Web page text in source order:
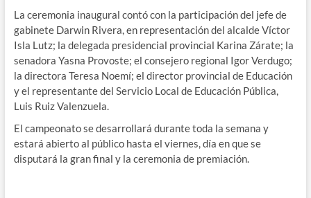
La ceremonia inaugural contó con la participación del jefe de
gabinete Darwin Rivera, en representación del alcalde Víctor
Isla Lutz; la delegada presidencial provincial Karina Zárate; la
senadora Yasna Provoste; el consejero regional Igor Verdugo;
la directora Teresa Noemí; el director provincial de Educación
y el representante del Servicio Local de Educación Pública,
Luis Ruiz Valenzuela.
El campeonato se desarrollará durante toda la semana y
estará abierto al público hasta el viernes, día en que se
disputará la gran final y la ceremonia de premiación.